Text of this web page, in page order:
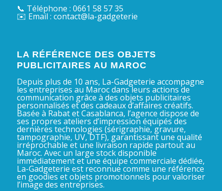
📞 Téléphone : 0661 58 57 35
✉️ Email : contact@la-gadgeterie
LA RÉFÉRENCE DES OBJETS
PUBLICITAIRES AU MAROC
Depuis plus de 10 ans, La-Gadgeterie accompagne
les entreprises au Maroc dans leurs actions de
communication grâce à des objets publicitaires
personnalisés et des cadeaux d’affaires créatifs.
Basée à Rabat et Casablanca, l’agence dispose de
ses propres ateliers d’impression équipés des
dernières technologies (sérigraphie, gravure,
tampographie, UV, DTF), garantissant une qualité
irréprochable et une livraison rapide partout au
Maroc. Avec un large stock disponible
immédiatement et une équipe commerciale dédiée,
La-Gadgeterie est reconnue comme une référence
en goodies et objets promotionnels pour valoriser
l’image des entreprises.